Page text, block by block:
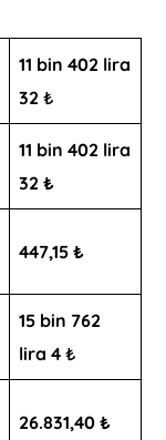
11 bin 402 lira
32 ₺
11 bin 402 lira
32 ₺
447,15 ₺
15 bin 762
lira 4₺
26.831,40 ₺